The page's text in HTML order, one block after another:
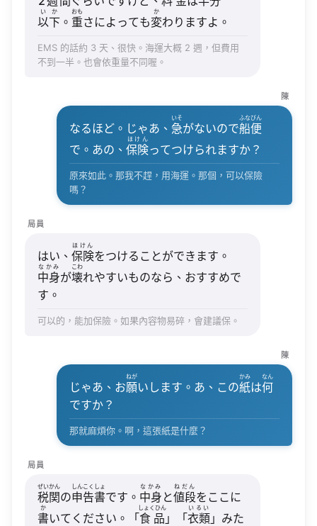
以下
いか
。 重
おも
さによっても変
か
わりますよ。
EMS 的話約 3 天、很快。海運大概 2 週，但費用
不到一半。也會依重量不同喔。
陳
なるほど。じゃあ、急
いそ
がないので船便
ふなびん
で。あの、保険
ほけん
ってつけられますか？
原來如此。那我不趕，用海運。那個，可以保險
嗎？
局員
はい、 保険
ほけん
をつけることができます。
中身
なかみ
が壊
こわ
れやすいものなら、おすすめで
す。
可以的，能加保險。如果內容物易碎，會建議保。
陳
じゃあ、お願
ねが
いします。あ、この紙
かみ
は何
なん
ですか？
那就麻煩你。啊，這張紙是什麼？
局員
税関
ぜいかん
の申告書
しんこくしょ
です。 中身
なかみ
と値段
ねだん
をここに
書
か
いてください。「食品
しょくひん
」「衣類
いるい
」みた